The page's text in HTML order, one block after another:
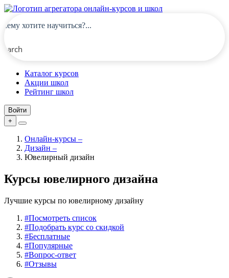
Каталог курсов
Акции школ
Рейтинг школ
Войти
+
Онлайн-курсы –
Дизайн –
Ювелирный дизайн
Курсы ювелирного дизайна
Лучшие курсы по ювелирному дизайну
#Посмотреть список
#Подобрать курс со скидкой
#Бесплатные
#Популярные
#Вопрос-ответ
#Отзывы